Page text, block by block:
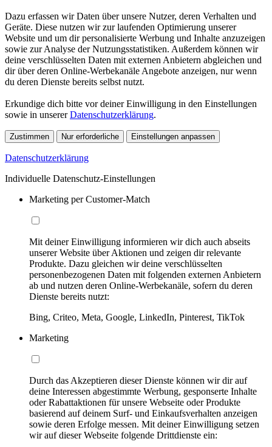
Dazu erfassen wir Daten über unsere Nutzer, deren Verhalten und
Geräte. Diese nutzen wir zur laufenden Optimierung unserer
Website und um dir personalisierte Werbung und Inhalte anzuzeigen
sowie zur Analyse der Nutzungsstatistiken. Außerdem können wir
deine verschlüsselten Daten mit externen Anbietern abgleichen und
dir über deren Online-Werbekanäle Angebote anzeigen, nur wenn
du deren Dienste bereits selbst nutzt.
Erkundige dich bitte vor deiner Einwilligung in den Einstellungen
sowie in unsererDatenschutzerklärung.
Zustimmen Nur erforderliche Einstellungen anpassen
Datenschutzerklärung
Individuelle Datenschutz-Einstellungen
Marketing per Customer-Match
Mit deiner Einwilligung informieren wir dich auch abseits
unserer Website über Aktionen und zeigen dir relevante
Produkte. Dazu gleichen wir deine verschlüsselten
personenbezogenen Daten mit folgenden externen Anbietern
ab und nutzen deren Online-Werbekanäle, sofern du deren
Dienste bereits nutzt:
Bing, Criteo, Meta, Google, LinkedIn, Pinterest, TikTok
Marketing
Durch das Akzeptieren dieser Dienste können wir dir auf
deine Interessen abgestimmte Werbung, gesponserte Inhalte
oder Rabattaktionen für unsere Webseite oder Produkte
basierend auf deinem Surf- und Einkaufsverhalten anzeigen
sowie deren Erfolge messen. Mit deiner Einwilligung setzen
wir auf dieser Webseite folgende Drittdienste ein: